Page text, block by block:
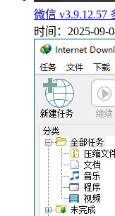
微信 v3.9.12.57
时间：2025-09-